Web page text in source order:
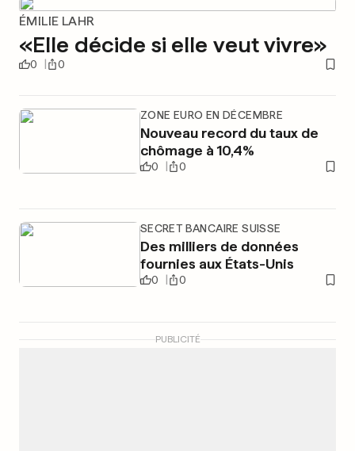
ÉMILIE LAHR
«Elle décide si elle veut vivre»
0 0
ZONE EURO EN DÉCEMBRE
Nouveau record du taux de
chômage à 10,4%
0 0
SECRET BANCAIRE SUISSE
Des milliers de données
fournies aux États-Unis
0 0
PUBLICITÉ